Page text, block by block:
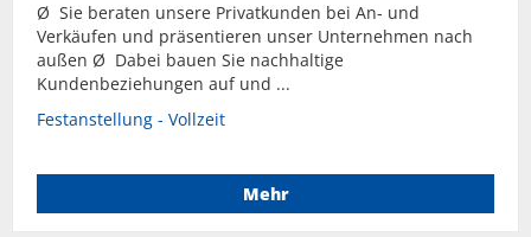
Ø Sie beraten unsere Privatkunden bei An- und
Verkäufen und präsentieren unser Unternehmen nach
außen Ø Dabei bauen Sie nachhaltige
Kundenbeziehungen auf und ...
Festanstellung - Vollzeit
Mehr